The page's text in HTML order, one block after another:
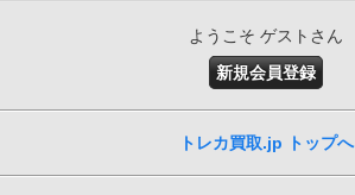
ようこそ ゲストさん
新規会員登録
トレカ買取.jp トップへ